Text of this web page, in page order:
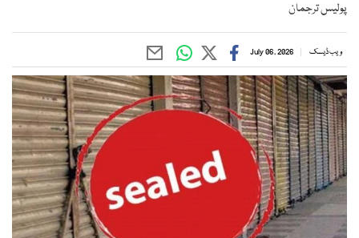
پولیس ترجمان
ویب ڈیسک July 06, 2026